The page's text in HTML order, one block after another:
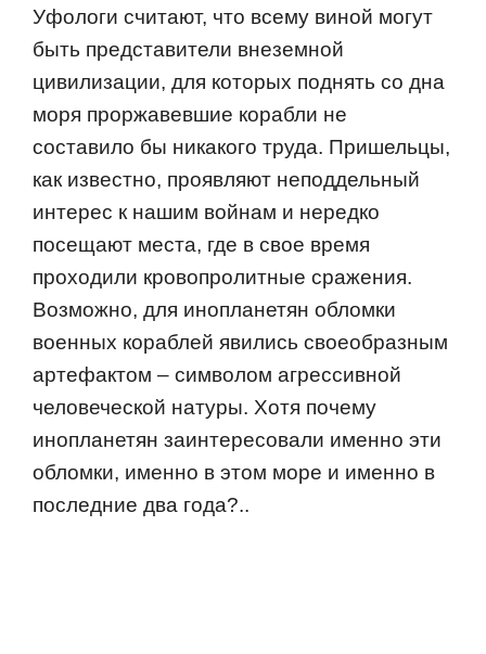
Уфологи считают, что всему виной могут
быть представители внеземной
цивилизации, для которых поднять со дна
моря проржавевшие корабли не
составило бы никакого труда. Пришельцы,
как известно, проявляют неподдельный
интерес к нашим войнам и нередко
посещают места, где в свое время
проходили кровопролитные сражения.
Возможно, для инопланетян обломки
военных кораблей явились своеобразным
артефактом – символом агрессивной
человеческой натуры. Хотя почему
инопланетян заинтересовали именно эти
обломки, именно в этом море и именно в
последние два года?..